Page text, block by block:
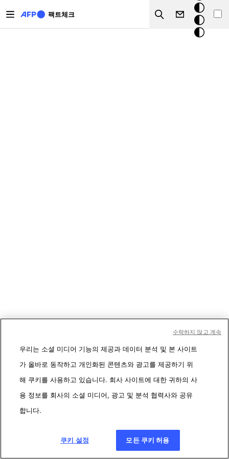
팩트체크
Search
크
모
드
우리는 소셜 미디어 기능의 제공과 데이터 분석 및 본 사이트
가 올바로 동작하고 개인화된 콘텐츠와 광고를 제공하기 위
해 쿠키를 사용하고 있습니다. 회사 사이트에 대한 귀하의 사
용 정보를 회사의 소셜 미디어, 광고 및 분석 협력사와 공유
합니다.
쿠키 설정 모든 쿠키 허용
수락하지 않고 계속